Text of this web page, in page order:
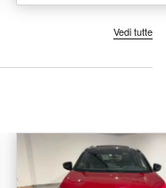
Vedi tutte